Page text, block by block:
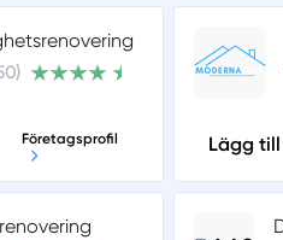
Företagsprofil Lägg